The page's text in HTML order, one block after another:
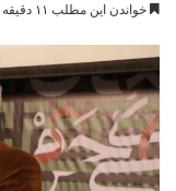
خواندن این مطلب ۱۱ دقیقه زمان میبرد